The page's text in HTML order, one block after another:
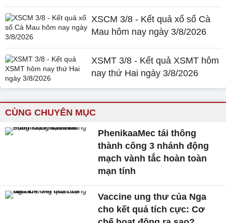
XSCM 3/8 - Kết quả xổ số Cà
Mau hôm nay ngày 3/8/2026
XSMT 3/8 - Kết quả XSMT hôm
nay thứ Hai ngày 3/8/2026
CÙNG CHUYÊN MỤC
PhenikaaMec tái thông
thành công 3 nhánh động
mạch vành tắc hoàn toàn
mạn tính
Vaccine ung thư của Nga
cho kết quả tích cực: Cơ